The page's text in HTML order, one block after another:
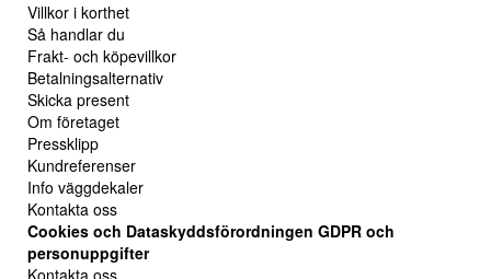
Villkor i korthet
Så handlar du
Frakt- och köpevillkor
Betalningsalternativ
Skicka present
Om företaget
Pressklipp
Kundreferenser
Info väggdekaler
Kontakta oss
Cookies och Dataskyddsförordningen GDPR och
personuppgifter
Kontakta oss